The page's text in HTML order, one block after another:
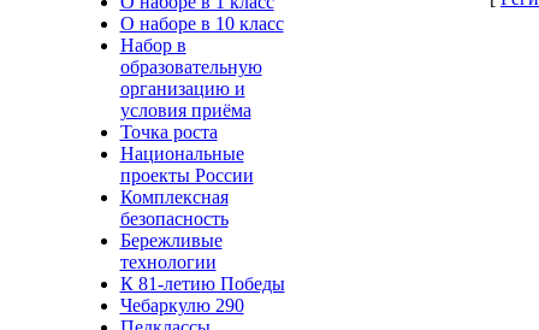
О наборе в 10 класс
Набор в
образовательную
организацию и
условия приёма
Точка роста
Национальные
проекты России
Комплексная
безопасность
Бережливые
технологии
К 81-летию Победы
Чебаркулю 290